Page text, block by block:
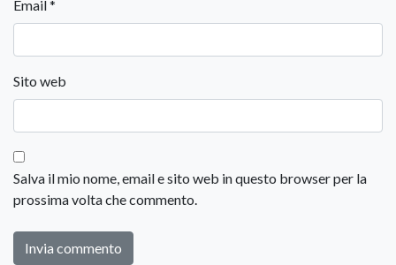
Email*
Sito web
Salva il mio nome, email e sito web in questo browser per la
prossima volta che commento.